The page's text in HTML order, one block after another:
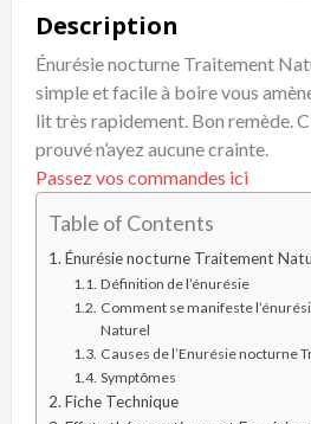
Description
Énurésie nocturne Traitement
simple et facile à boire vous
lit très rapidement. Bon remède.
prouvé n’ayez aucune crainte.
Passez vos commandes ici
Table of Contents
Énurésie nocturne Traitement
Définition de l’énurésie
Comment se manifeste
Naturel
Causes de l’Enurésie nocturne
Symptômes
Fiche Technique